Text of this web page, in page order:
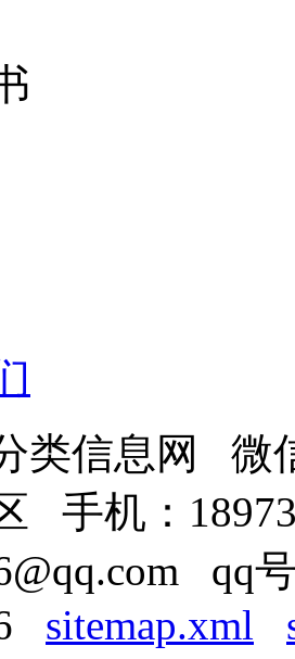
类信息网 微
手机：
qq
sitemap.xml